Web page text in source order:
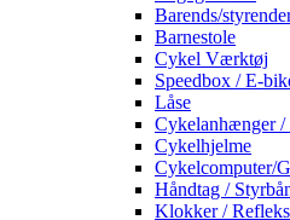
Barends/
Barnestole
Cykel Værktøj
Speedbox / E-
Låse
Cykelanhænger /
Cykelhjelme
Cykelcomputer/
Håndtag /
Klokker /